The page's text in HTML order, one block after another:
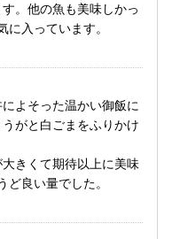
。他の魚も美味しかっ
入っています。
よそった温かい御飯に
がと白ごまをふりかけ
きくて期待以上に美味
ど良い量でした。